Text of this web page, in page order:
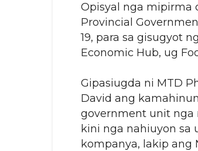
Opisyal nga mipirma
Provincial
19, para sa gisugyot
Economic Hub, ug
Gipasiugda ni MTD
David ang
government unit nga
kini nga nahiuyon sa
kompanya, lakip ang